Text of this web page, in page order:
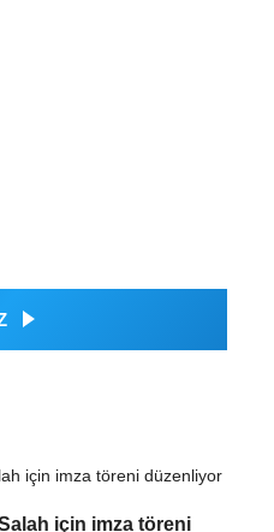
için imza töreni